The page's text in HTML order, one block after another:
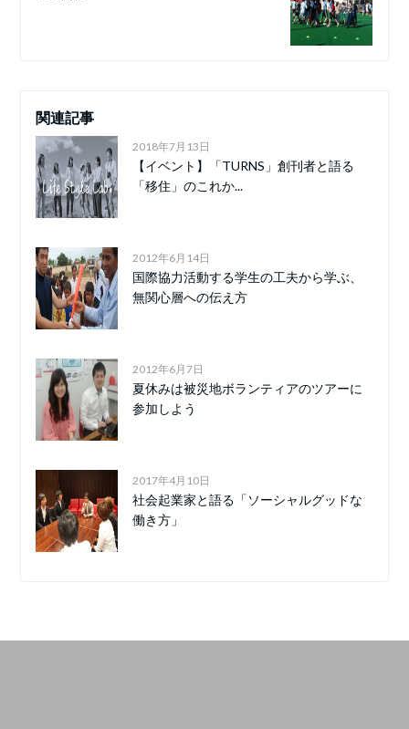
関連記事
2018年7月13日
【イベント】「TURNS」創刊者と語る
「移住」のこれか...
2012年6月14日
国際協力活動する学生の工夫から学ぶ、
無関心層への伝え方
2012年6月7日
夏休みは被災地ボランティアのツアーに
参加しよう
2017年4月10日
社会起業家と語る「ソーシャルグッドな
働き方」